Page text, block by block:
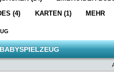
(4) KARTEN (1) MEHR
BABYSPIELZEUG